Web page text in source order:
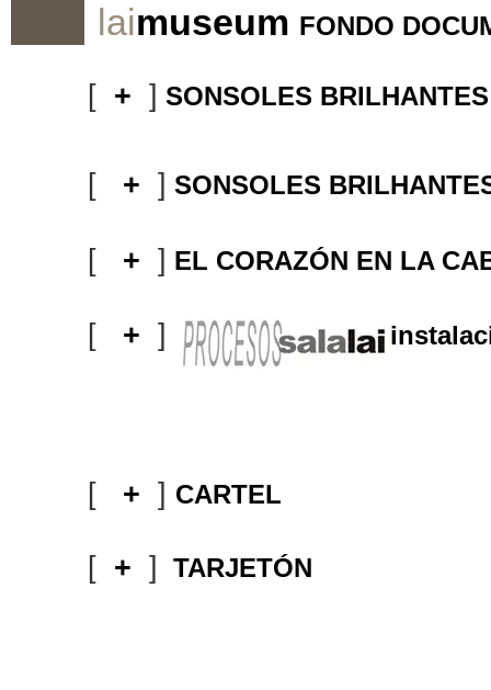
laimuseum FONDO
[ + ] SONSOLES BRILHANTES
[ + ] SONSOLES
[ + ] EL CORAZÓN EN LA
[ + ]
[ + ] CARTEL
[ + ] TARJETÓN